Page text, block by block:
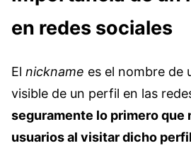
en redes sociales
El nickname es el nombre de
visible de un perfil en las
seguramente lo primero que
usuarios al visitar dicho